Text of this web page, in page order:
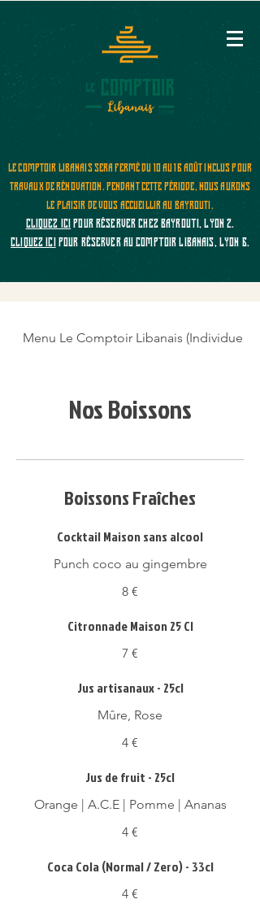
Le Comptoir Libanais sera fermé du 10 au 16 août inclus pour
travaux de rénovation. Pendant cette période, nous aurons
le plaisir de vous accueillir au Bayrouti.
cliquez ICI pour réserver chez Bayrouti, Lyon 2.
cliquez ICIpour réserver au Comptoir Libanais, Lyon 6.
Menu Le Comptoir Libanais (Individuel)
Nos Boissons
Boissons Fraîches
Cocktail Maison sans alcool
Punch coco au gingembre
8 €
Citronnade Maison 25 Cl
7 €
Jus artisanaux - 25cl
Mûre, Rose
4 €
Jus de fruit - 25cl
Orange | A.C.E | Pomme | Ananas
4 €
Coca Cola (Normal / Zero) - 33cl
4 €